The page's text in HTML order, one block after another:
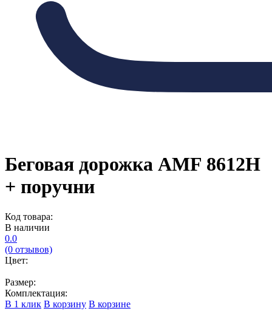
Беговая дорожка AMF 8612H
+ поручни
Код товара:
В наличии
0.0
(0 отзывов)
Цвет:
Размер:
Комплектация:
В 1 клик В корзину В корзине